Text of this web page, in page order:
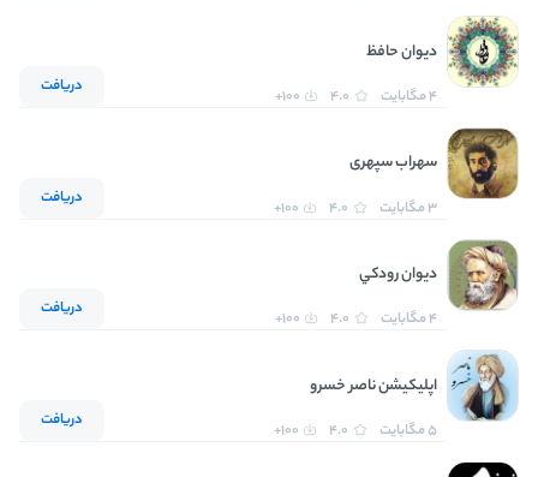
دیوان حافظ
4 مگابایت 4.0
100+ دریافت
سهراب سپهری
3 مگابایت 4.0
100+ دریافت
ديوان رودکي
4 مگابایت 4.0
100+ دریافت
اپلیکیشن ناصر خسرو
5 مگابایت 4.0
100+ دریافت